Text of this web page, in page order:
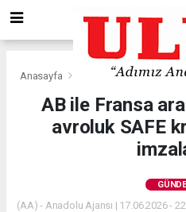
Anasayfa Gündem
AB ile Fransa
avroluk SAFE
(AA) - Anadolu Ajansı | 17.06.2026 -